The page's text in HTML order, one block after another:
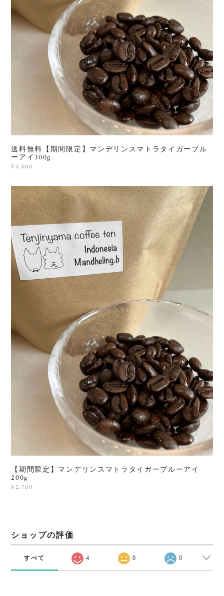
送料無料【期間限定】マンデリンスマトラタイガーブル
ーアイ300g
¥4,000
【期間限定】マンデリンスマトラタイガーブルーアイ
200g
¥2,700
ショップの評価
すべて 4 0 0